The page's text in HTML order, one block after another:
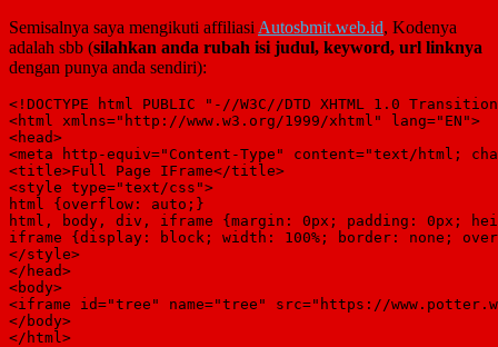
Semisalnya saya mengikuti affiliasi Autosbmit.web.id, Kodenya
adalah sbb (silahkan anda rubah isi judul, keyword, url linknya
dengan punya anda sendiri):
<!DOCTYPE html PUBLIC "-//W3C//DTD XHTML 1.0
<html xmlns="http://www.w3.org/1999/xhtml" lang="EN">
<head>
<meta http-equiv="Content-Type" content="text/html;
<title>Full Page IFrame</title>
<style type="text/css">
html {overflow: auto;}
html, body, div, iframe {margin: 0px; padding: 0px;
iframe {display: block; width: 100%; border: none;
</style>
</head>
<body>
<iframe id="tree" name="tree" src="https://
</body>
</html>